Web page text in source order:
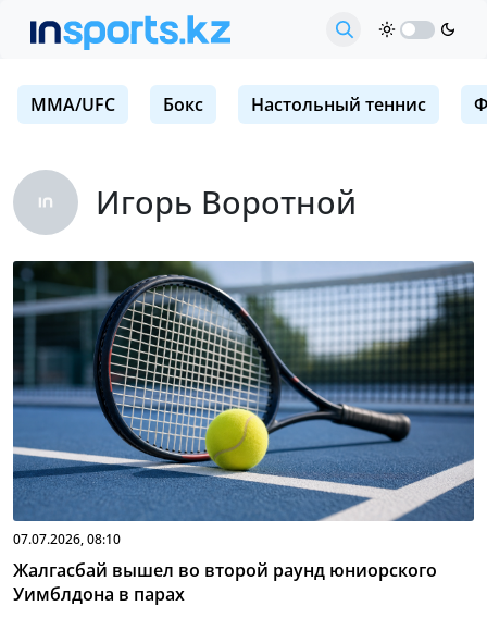
MMA/UFC Бокс Настольный теннис
Игорь Воротной
07.07.2026, 08:10
Жалгасбай вышел во второй раунд юниорского
Уимблдона в парах